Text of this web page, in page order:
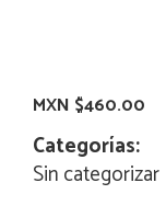
MXN $460.00
Categorías:
Sin categorizar